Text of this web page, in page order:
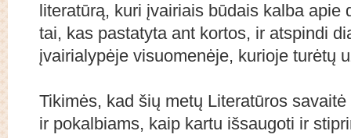
literatūrą, kuri įvairiais būdais kalba apie
tai, kas pastatyta ant kortos, ir atspindi
įvairialypėje visuomenėje, kurioje turėtų
Tikimės, kad šių metų Literatūros
ir pokalbiams, kaip kartu išsaugoti ir